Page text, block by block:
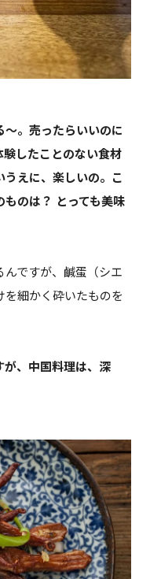
。売ったらいいのに
験したことのない食材
えに、楽しいの。こ
のは？ とっても美味
んですが、鹹蛋（シエ
細かく砕いたものを
、中国料理は、深